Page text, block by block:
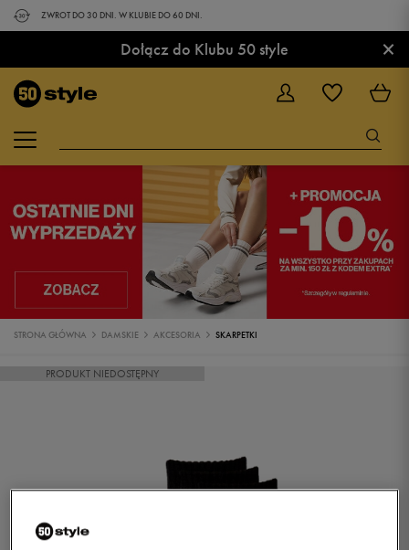
ZWROT DO 30 DNI. W KLUBIE DO 60 DNI.
Dołącz do Klubu 50 style ×
STRONA GŁÓWNA DAMSKIE AKCESORIA SKARPETKI
PRODUKT NIEDOSTĘPNY